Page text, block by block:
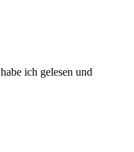
habe ich gelesen und